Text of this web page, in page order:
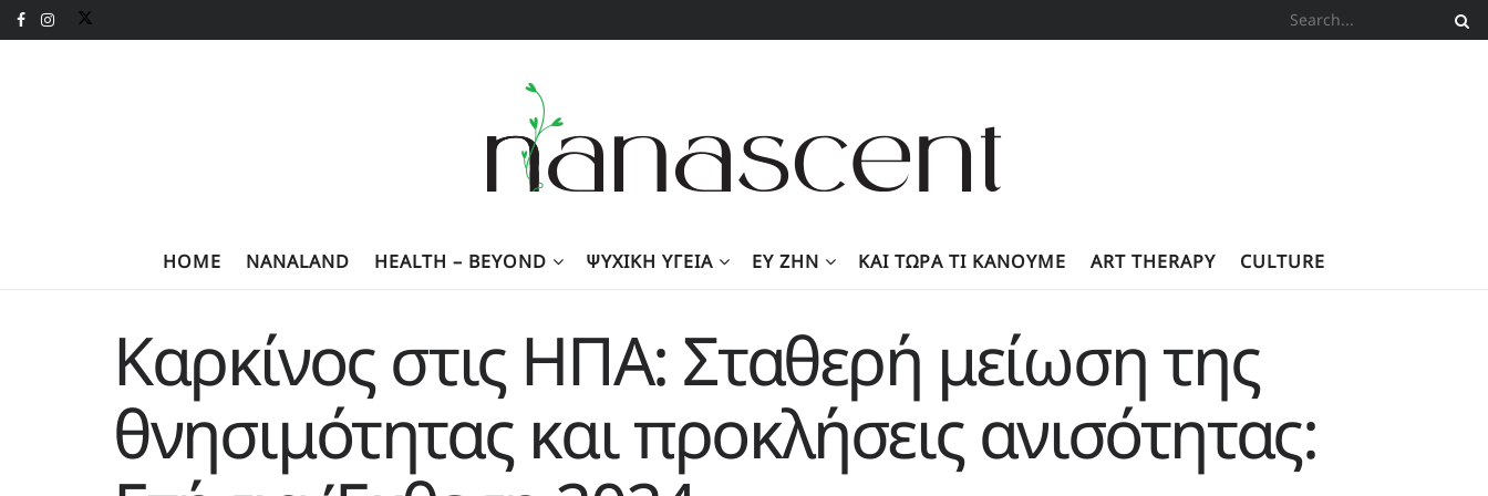
HOME NANALAND HEALTH – BEYOND ΨΥΧΙΚΉ ΥΓΕΊΑ ΕΥ ΖΗΝ KΑΙ ΤΏΡΑ ΤΙ ΚΆΝΟΥΜΕ ART THERAPY CULTURE
Καρκίνος στις ΗΠΑ: Σταθερή μείωση της
θνησιμότητας και προκλήσεις ανισότητας: